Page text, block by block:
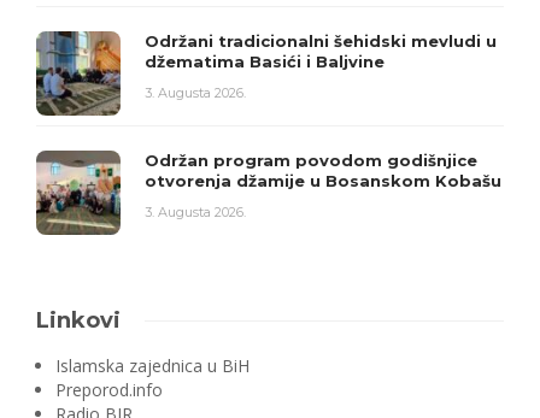
Održani tradicionalni šehidski mevludi u
džematima Basići i Baljvine
3. Augusta 2026.
Održan program povodom godišnjice
otvorenja džamije u Bosanskom Kobašu
3. Augusta 2026.
Linkovi
Islamska zajednica u BiH
Preporod.info